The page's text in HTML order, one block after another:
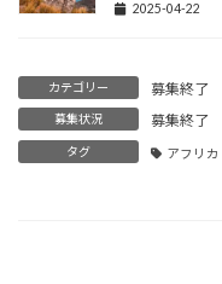
2025-04-22
カテゴリー 募集終了
募集状況 募集終了
タグ アフリカ